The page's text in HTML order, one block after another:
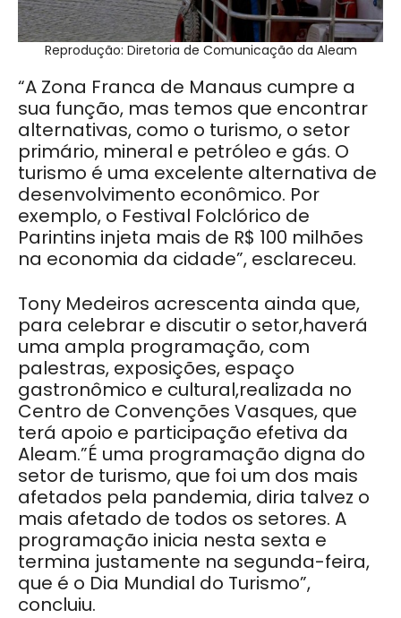
Reprodução: Diretoria de Comunicação da Aleam
“A Zona Franca de Manaus cumpre a
sua função, mas temos que encontrar
alternativas, como o turismo, o setor
primário, mineral e petróleo e gás. O
turismo é uma excelente alternativa de
desenvolvimento econômico. Por
exemplo, o Festival Folclórico de
Parintins injeta mais de R$ 100 milhões
na economia da cidade”, esclareceu.
Tony Medeiros acrescenta ainda que,
para celebrar e discutir o setor,haverá
uma ampla programação, com
palestras, exposições, espaço
gastronômico e cultural,realizada no
Centro de Convenções Vasques, que
terá apoio e participação efetiva da
Aleam.”É uma programação digna do
setor de turismo, que foi um dos mais
afetados pela pandemia, diria talvez o
mais afetado de todos os setores. A
programação inicia nesta sexta e
termina justamente na segunda-feira,
que é o Dia Mundial do Turismo”,
concluiu.